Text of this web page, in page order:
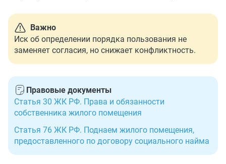
Важно
Иск об определении порядка пользования не
заменяет согласия, но снижает конфликтность.
Правовые документы
Статья 30 ЖК РФ. Права и обязанности
собственника жилого помещения
Статья 76 ЖК РФ. Поднаем жилого помещения,
предоставленного по договору социального найма